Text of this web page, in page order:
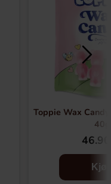
Toppie Wax
40g